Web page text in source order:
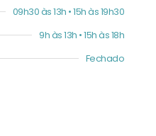
09h30 às 13h • 15h às 19h30
9h às 13h • 15h às 18h
Fechado